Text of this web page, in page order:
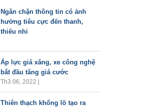
Ngăn chặn thông tin có ảnh
hưởng tiêu cực đến thanh,
thiếu nhi
Áp lực giá xăng, xe công nghệ
bắt đầu tăng giá cước
Th3 06, 2022 |
Thiên thạch khổng lồ tạo ra